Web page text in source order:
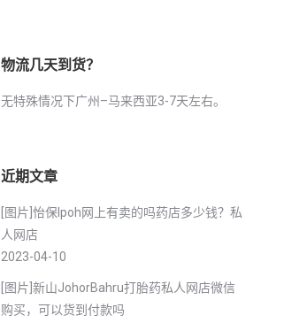
物流几天到货？
无特殊情况下广州–马来西亚3-7天左右。
近期文章
[图片]怡保lpoh网上有卖的吗药店多少钱？私
人网店
2023-04-10
[图片]新山JohorBahru打胎药私人网店微信
购买，可以货到付款吗